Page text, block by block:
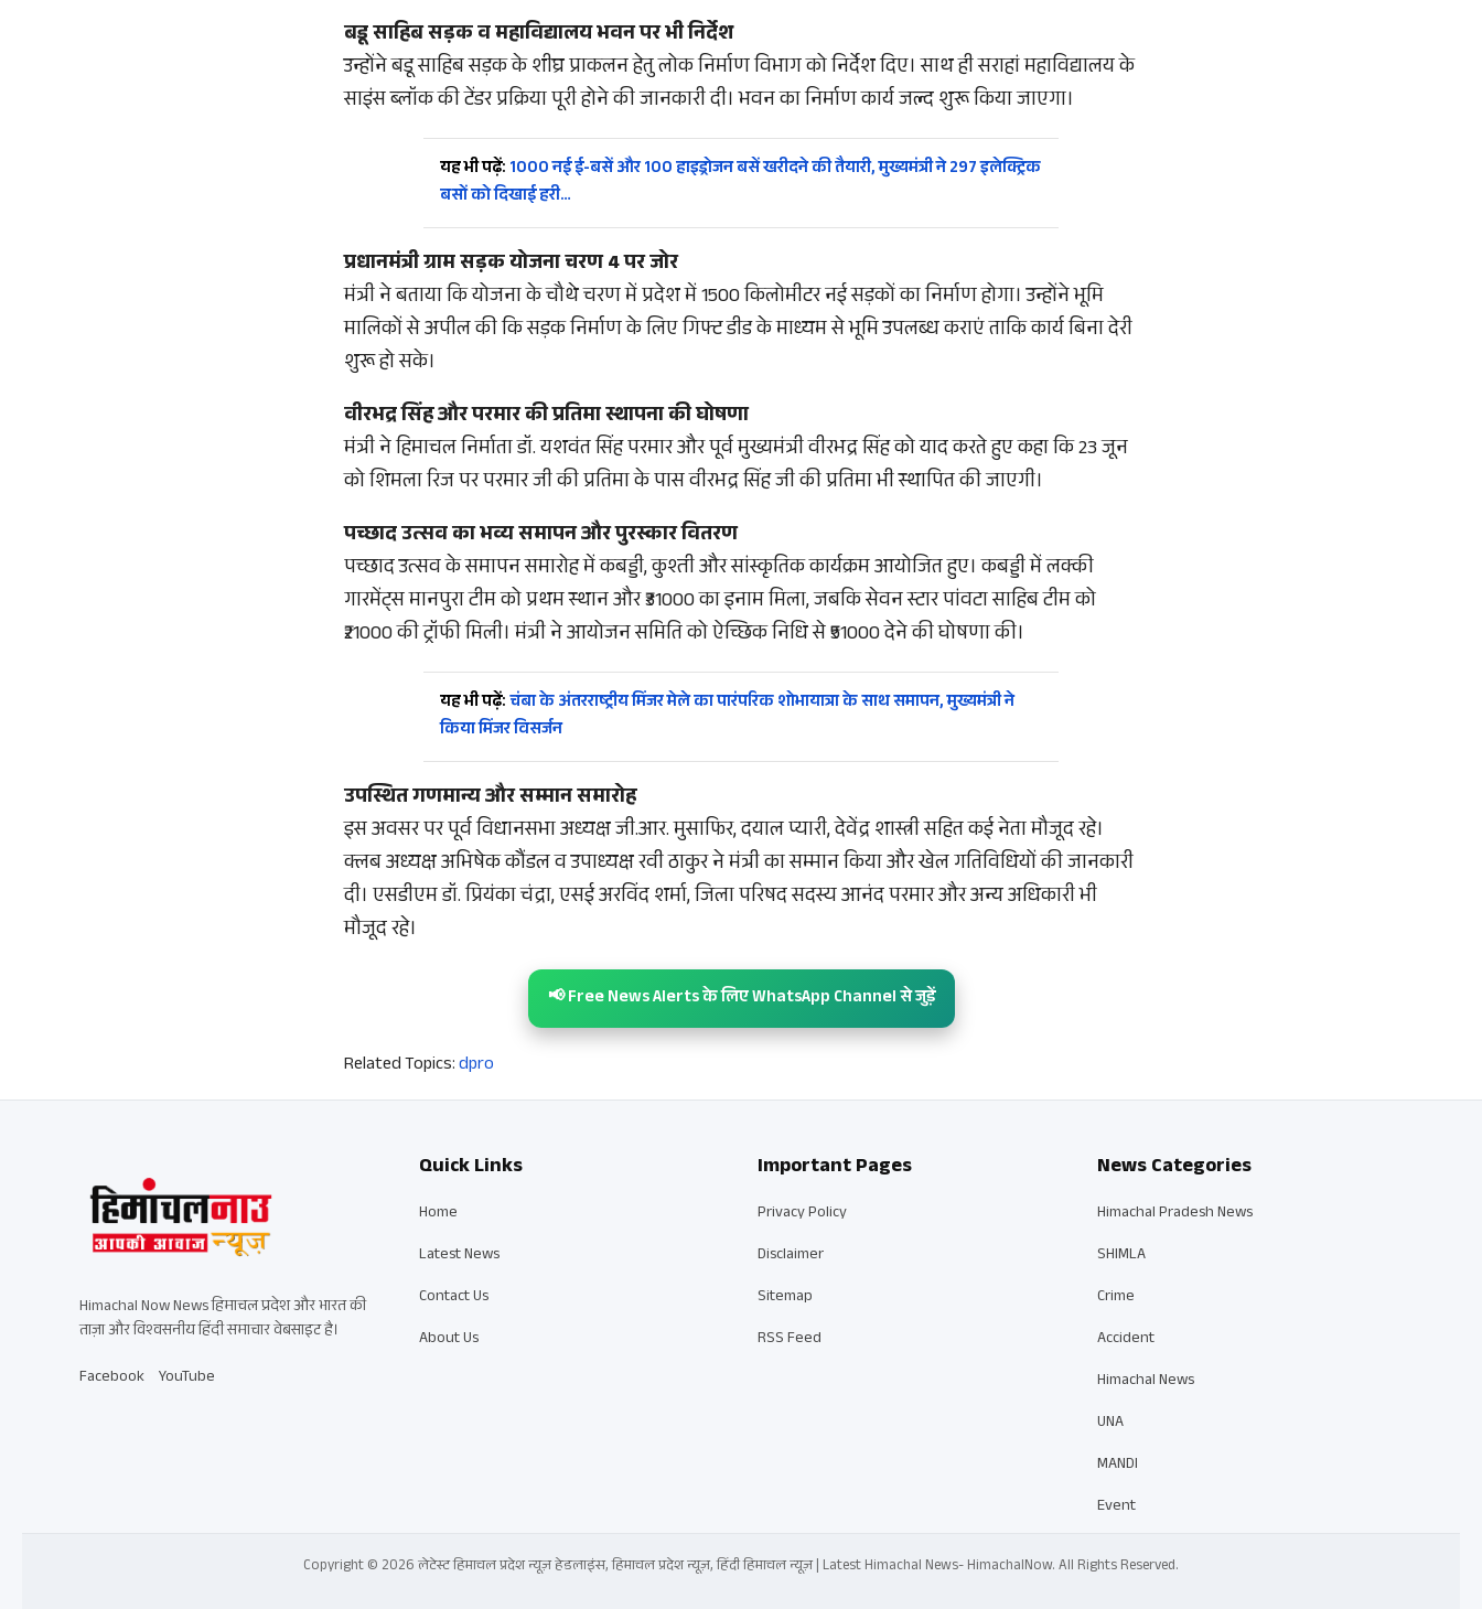
बडू साहिब सड़क व महाविद्यालय भवन पर भी निर्देश
उन्होंने बडू साहिब सड़क के शीघ्र प्राकलन हेतु लोक निर्माण विभाग को निर्देश दिए। साथ ही सराहां महाविद्यालय के
साइंस ब्लॉक की टेंडर प्रक्रिया पूरी होने की जानकारी दी। भवन का निर्माण कार्य जल्द शुरू किया जाएगा।
यह भी पढ़ें: 1000 नई ई-बसें और 100 हाइड्रोजन बसें खरीदने की तैयारी, मुख्यमंत्री ने 297 इलेक्ट्रिक
बसों को दिखाई हरी…
प्रधानमंत्री ग्राम सड़क योजना चरण 4 पर जोर
मंत्री ने बताया कि योजना के चौथे चरण में प्रदेश में 1500 किलोमीटर नई सड़कों का निर्माण होगा। उन्होंने भूमि
मालिकों से अपील की कि सड़क निर्माण के लिए गिफ्ट डीड के माध्यम से भूमि उपलब्ध कराएं ताकि कार्य बिना देरी
शुरू हो सके।
वीरभद्र सिंह और परमार की प्रतिमा स्थापना की घोषणा
मंत्री ने हिमाचल निर्माता डॉ. यशवंत सिंह परमार और पूर्व मुख्यमंत्री वीरभद्र सिंह को याद करते हुए कहा कि 23 जून
को शिमला रिज पर परमार जी की प्रतिमा के पास वीरभद्र सिंह जी की प्रतिमा भी स्थापित की जाएगी।
पच्छाद उत्सव का भव्य समापन और पुरस्कार वितरण
पच्छाद उत्सव के समापन समारोह में कबड्डी, कुश्ती और सांस्कृतिक कार्यक्रम आयोजित हुए। कबड्डी में लक्की
गारमेंट्स मानपुरा टीम को प्रथम स्थान और ₹31000 का इनाम मिला, जबकि सेवन स्टार पांवटा साहिब टीम को
₹21000 की ट्रॉफी मिली। मंत्री ने आयोजन समिति को ऐच्छिक निधि से ₹51000 देने की घोषणा की।
यह भी पढ़ें:चंबा के अंतरराष्ट्रीय मिंजर मेले का पारंपरिक शोभायात्रा के साथ समापन, मुख्यमंत्री ने
किया मिंजर विसर्जन
उपस्थित गणमान्य और सम्मान समारोह
इस अवसर पर पूर्व विधानसभा अध्यक्ष जी.आर. मुसाफिर, दयाल प्यारी, देवेंद्र शास्त्री सहित कई नेता मौजूद रहे।
क्लब अध्यक्ष अभिषेक कौंडल व उपाध्यक्ष रवी ठाकुर ने मंत्री का सम्मान किया और खेल गतिविधियों की जानकारी
दी। एसडीएम डॉ. प्रियंका चंद्रा, एसई अरविंद शर्मा, जिला परिषद सदस्य आनंद परमार और अन्य अधिकारी भी
मौजूद रहे।
📢 Free News Alerts के लिए WhatsApp Channel से जुड़ें
Related Topics:dpro
Himachal Now News हिमाचल प्रदेश और भारत की
ताज़ा और विश्वसनीय हिंदी समाचार वेबसाइट है।
Facebook YouTube
Quick Links
Home
Latest News
Contact Us
About Us
Important Pages
Privacy Policy
Disclaimer
Sitemap
RSS Feed
News Categories
Himachal Pradesh News
SHIMLA
Crime
Accident
Himachal News
UNA
MANDI
Event
Copyright © 2026 लेटेस्ट हिमाचल प्रदेश न्यूज़ हेडलाइंस, हिमाचल प्रदेश न्यूज़, हिंदी हिमाचल न्यूज़ | Latest Himachal News- HimachalNow. All Rights Reserved.